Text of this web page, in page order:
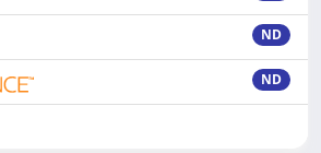
ND
ND